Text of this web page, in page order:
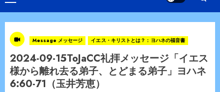
Menu
Message メッセージ イエス・キリストとは？：ヨハネの福音書
2024-09-15ToJaCC礼拝メッセージ「イエス
様から離れ去る弟子、とどまる弟子」ヨハネ
6:60-71（玉井芳恵）